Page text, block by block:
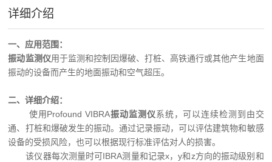
详细介绍
一、应用范围：
振动监测仪用于监测和控制因爆破、打桩、高铁通行或其他产生地面
振动的设备而产生的地面振动和空气超压。
二、详细介绍：
使用Profound VIBRA振动监测仪系统，可以连续检测到由交
通、打桩和爆破发生的振动。通过记录振动，可以评估建筑物和敏感
设备的受损风险，也可以根据现行标准评估对人的损害。
该仪器每次测量时可IBRA测量和记录x，y和z方向的振动级别和